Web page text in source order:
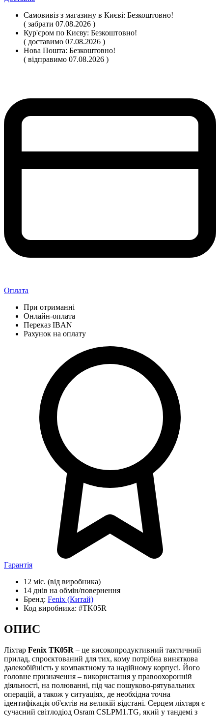
Самовивіз з магазину в Києві: Безкоштовно!
( забрати 07.08.2026 )
Кур'єром по Києву: Безкоштовно!
( доставимо 07.08.2026 )
Нова Пошта: Безкоштовно!
( відправимо 07.08.2026 )
Оплата
При отриманні
Онлайн-оплата
Переказ IBAN
Рахунок на оплату
Гарантія
12 міс. (від виробника)
14 днів на обмін/повернення
Бренд: Fenix (Китай)
Код виробника: #TK05R
ОПИС
Ліхтар Fenix TK05R – це високопродуктивний тактичний
прилад, спроєктований для тих, кому потрібна виняткова
далекобійність у компактному та надійному корпусі. Його
головне призначення – використання у правоохоронній
діяльності, на полюванні, під час пошуково-рятувальних
операцій, а також у ситуаціях, де необхідна точна
ідентифікація об'єктів на великій відстані. Серцем ліхтаря є
сучасний світлодіод Osram CSLPM1.TG, який у тандемі з